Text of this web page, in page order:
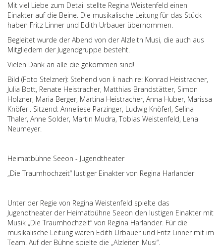
Mit viel Liebe zum Detail stellte Regina Weistenfeld einen
Einakter auf die Beine. Die musikalische Leitung für das Stück
haben Fritz Linner und Edith Urbauer übernommen.
Begleitet wurde der Abend von der Alzleitn Musi, die auch aus
Mitgliedern der Jugendgruppe besteht.
Vielen Dank an alle die gekommen sind!
Bild (Foto Stelzner): Stehend von li nach re: Konrad Heistracher,
Julia Bott, Renate Heistracher, Matthias Brandstätter, Simon
Holzner, Maria Berger, Martina Heistracher, Anna Huber, Marissa
Knöferl. Sitzend: Anneliese Parzinger, Ludwig Knöferl, Selina
Thaler, Anne Solder, Martin Mudra, Tobias Weistenfeld, Lena
Neumeyer.
Heimatbühne Seeon - Jugendtheater
„Die Traumhochzeit“ lustiger Einakter von Regina Harlander
Unter der Regie von Regina Weistenfeld spielte das
Jugendtheater der Heimatbühne Seeon den lustigen Einakter mit
Musik „Die Traumhochzeit“ von Regina Harlander. Für die
musikalische Leitung waren Edith Urbauer und Fritz Linner mit im
Team. Auf der Bühne spielte die „Alzleiten Musi“.